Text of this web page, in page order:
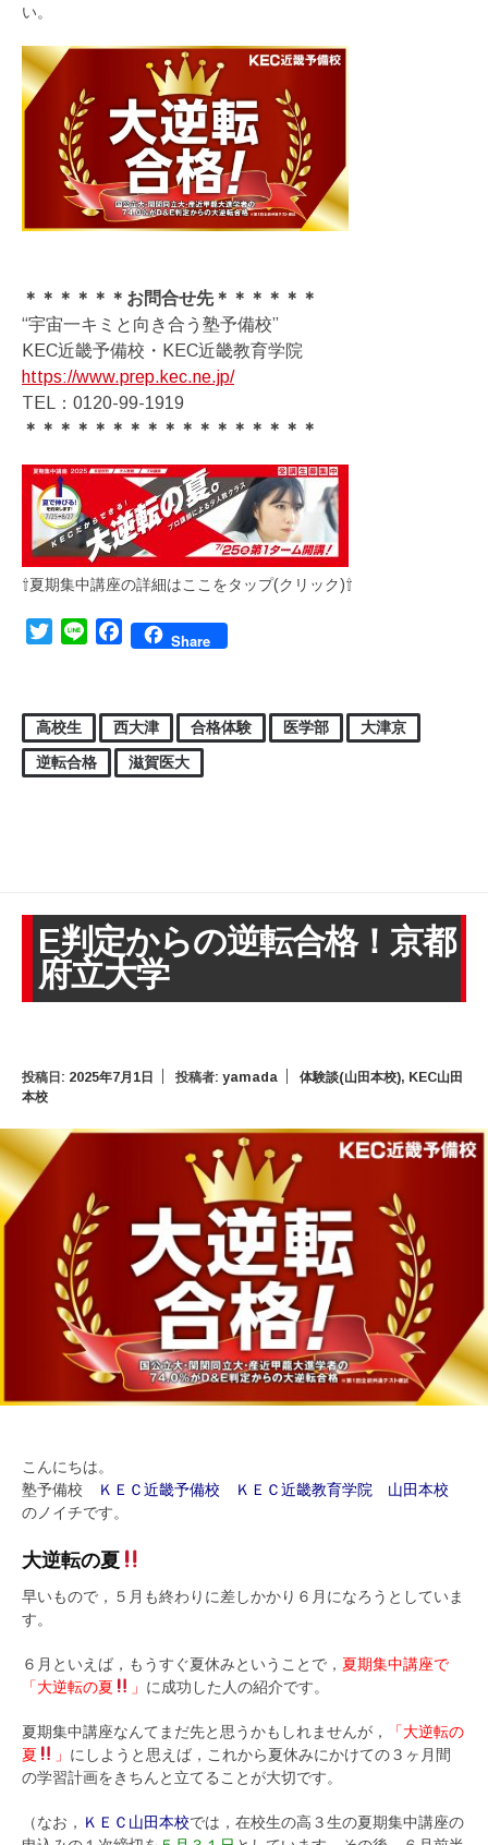
い。
＊＊＊＊＊＊お問合せ先＊＊＊＊＊＊
“宇宙一キミと向き合う塾予備校”
KEC近畿予備校・KEC近畿教育学院
https://www.prep.kec.ne.jp/
TEL：0120-99-1919
＊＊＊＊＊＊＊＊＊＊＊＊＊＊＊＊＊
⇧夏期集中講座の詳細はここをタップ(クリック)⇧
TwitterLine FacebookShare
高校生 西大津 合格体験 医学部
大津京
逆転合格
滋賀医大
E判定からの逆転合格！京都
府立大学
投稿日: 2025年7月1日 投稿者: yamada 体験談(山田本校), KEC山田
本校
こんにちは。
塾予備校
ＫＥＣ近畿予備校 ＫＥＣ近畿教育学院 山田本校
のノイチです。
大逆転の夏
早いもので，５月も終わりに差しかかり６月になろうとしていま
す。
６月といえば，もうすぐ夏休みということで， 夏期集中講座で
「大逆転の夏
」 に成功した人の紹介です。
夏期集中講座なんてまだ先と思うかもしれませんが，
「大逆転の
夏
」 にしようと思えば，これから夏休みにかけての３ヶ月間
の学習計画をきちんと立てることが大切です。
（なお， ＫＥＣ山田本校では，在校生の高３生の夏期集中講座の